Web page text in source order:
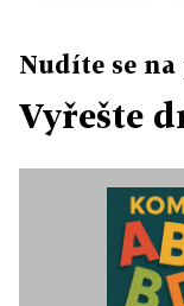
Nudíte se na
Vyřešte